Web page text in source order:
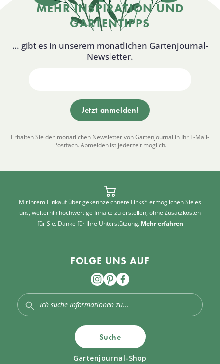
MEHR INSPIRATION UND
GARTENTIPPS
… gibt es in unserem monatlichen Gartenjournal-
Newsletter.
Erhalten Sie den monatlichen Newsletter von Gartenjournal in Ihr E-Mail-
Postfach. Abmelden ist jederzeit möglich.
Mit Ihrem Einkauf über gekennzeichnete Links* ermöglichen Sie es
uns, weiterhin hochwertige Inhalte zu erstellen, ohne Zusatzkosten
für Sie. Danke für Ihre Unterstützung. Mehr erfahren
FOLGE UNS AUF
Suche
Gartenjournal-Shop